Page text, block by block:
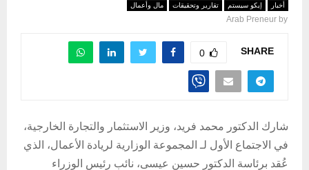
أخبار إيكو سيستم تقارير وتحقيقات مال وأعمال
by
Arab Preneur
SHARE
0
شارك الدكتور محمد فريد، وزير الاستثمار والتجارة الخارجية،
في الاجتماع الأول لـ المجموعة الوزارية لريادة الأعمال، الذي
عُقد برئاسة الدكتور حسين عيسى، نائب رئيس الوزراء